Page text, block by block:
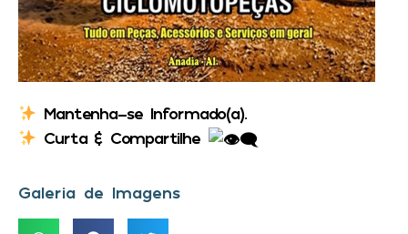
Mantenha-se Informado(a).
Curta & Compartilhe
Galeria de Imagens